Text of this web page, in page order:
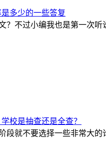
多少的一些答复
？不过小编我也是第一次
校是抽查还是全查？
段就不要选择一些非常大